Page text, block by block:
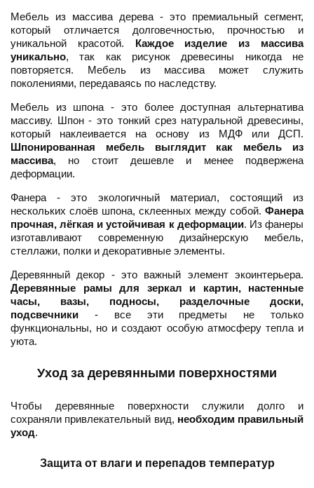
Мебель из массива дерева - это премиальный сегмент,
который отличается долговечностью, прочностью и
уникальной красотой. Каждое изделие из массива
уникально, так как рисунок древесины никогда не
повторяется. Мебель из массива может служить
поколениями, передаваясь по наследству.
Мебель из шпона - это более доступная альтернатива
массиву. Шпон - это тонкий срез натуральной древесины,
который наклеивается на основу из МДФ или ДСП.
Шпонированная мебель выглядит как мебель из
массива, но стоит дешевле и менее подвержена
деформации.
Фанера - это экологичный материал, состоящий из
нескольких слоёв шпона, склеенных между собой. Фанера
прочная, лёгкая и устойчивая к деформации. Из фанеры
изготавливают современную дизайнерскую мебель,
стеллажи, полки и декоративные элементы.
Деревянный декор - это важный элемент экоинтерьера.
Деревянные рамы для зеркал и картин, настенные
часы, вазы, подносы, разделочные доски,
подсвечники - все эти предметы не только
функциональны, но и создают особую атмосферу тепла и
уюта.
Уход за деревянными поверхностями
Чтобы деревянные поверхности служили долго и
сохраняли привлекательный вид, необходим правильный
уход.
Защита от влаги и перепадов температур